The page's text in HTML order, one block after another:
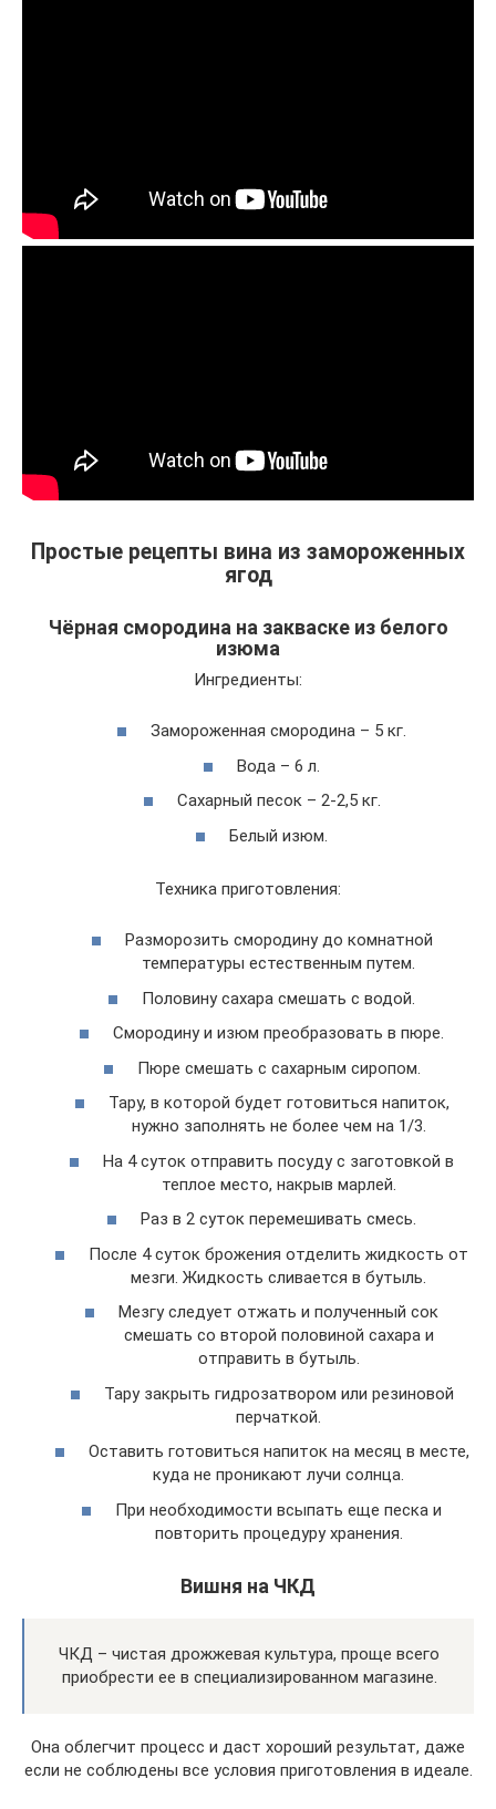
Простые рецепты вина из замороженных
ягод
Чёрная смородина на закваске из белого
изюма
Ингредиенты:
Замороженная смородина – 5 кг.
Вода – 6 л.
Сахарный песок – 2-2,5 кг.
Белый изюм.
Техника приготовления:
Разморозить смородину до комнатной
температуры естественным путем.
Половину сахара смешать с водой.
Смородину и изюм преобразовать в пюре.
Пюре смешать с сахарным сиропом.
Тару, в которой будет готовиться напиток,
нужно заполнять не более чем на 1/3.
На 4 суток отправить посуду с заготовкой в
теплое место, накрыв марлей.
Раз в 2 суток перемешивать смесь.
После 4 суток брожения отделить жидкость от
мезги. Жидкость сливается в бутыль.
Мезгу следует отжать и полученный сок
смешать со второй половиной сахара и
отправить в бутыль.
Тару закрыть гидрозатвором или резиновой
перчаткой.
Оставить готовиться напиток на месяц в месте,
куда не проникают лучи солнца.
При необходимости всыпать еще песка и
повторить процедуру хранения.
Вишня на ЧКД
ЧКД – чистая дрожжевая культура, проще всего
приобрести ее в специализированном магазине.
Она облегчит процесс и даст хороший результат, даже
если не соблюдены все условия приготовления в идеале.